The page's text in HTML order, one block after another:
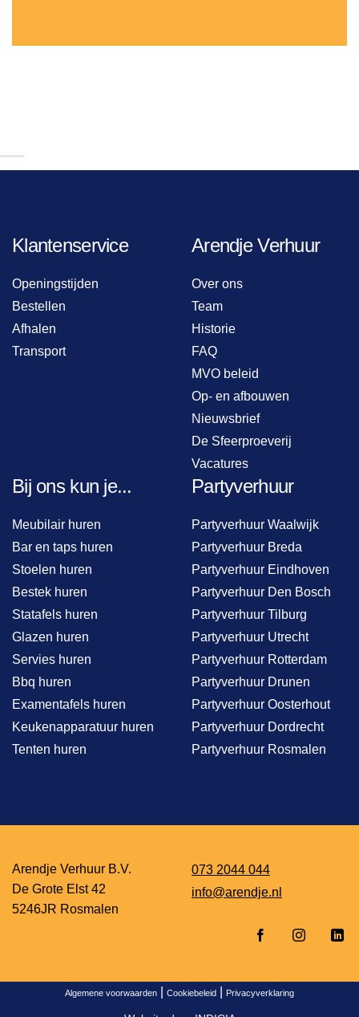
Klantenservice
Openingstijden
Bestellen
Afhalen
Transport
Arendje Verhuur
Over ons
Team
Historie
FAQ
MVO beleid
Op- en afbouwen
Nieuwsbrief
De Sfeerproeverij
Vacatures
Bij ons kun je...
Meubilair huren
Bar en taps huren
Stoelen huren
Bestek huren
Statafels huren
Glazen huren
Servies huren
Bbq huren
Examentafels huren
Keukenapparatuur huren
Tenten huren
Partyverhuur
Partyverhuur Waalwijk
Partyverhuur Breda
Partyverhuur Eindhoven
Partyverhuur Den Bosch
Partyverhuur Tilburg
Partyverhuur Utrecht
Partyverhuur Rotterdam
Partyverhuur Drunen
Partyverhuur Oosterhout
Partyverhuur Dordrecht
Partyverhuur Rosmalen
Arendje Verhuur B.V.
De Grote Elst 42
5246JR Rosmalen
073 2044 044
info@arendje.nl
Algemene voorwaarden Cookiebeleid Privacyverklaring